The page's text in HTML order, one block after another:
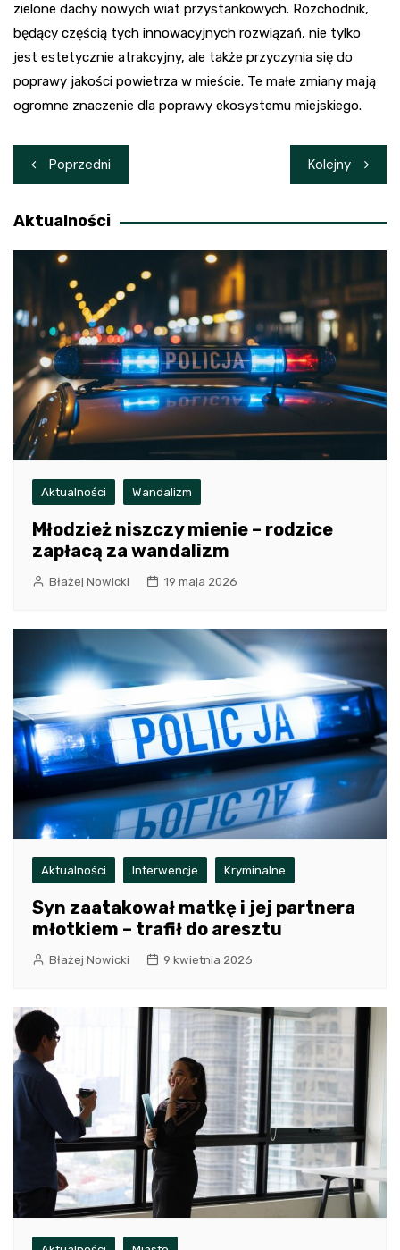
zielone dachy nowych wiat przystankowych. Rozchodnik,
będący częścią tych innowacyjnych rozwiązań, nie tylko
jest estetycznie atrakcyjny, ale także przyczynia się do
poprawy jakości powietrza w mieście. Te małe zmiany mają
ogromne znaczenie dla poprawy ekosystemu miejskiego.
Nawigacja
wpisu
Poprzedni Kolejny
Aktualności
Aktualności Wandalizm
Młodzież niszczy mienie – rodzice
zapłacą za wandalizm
Błażej Nowicki 19 maja 2026
Aktualności Interwencje Kryminalne
Syn zaatakował matkę i jej partnera
młotkiem – trafił do aresztu
Błażej Nowicki 9 kwietnia 2026